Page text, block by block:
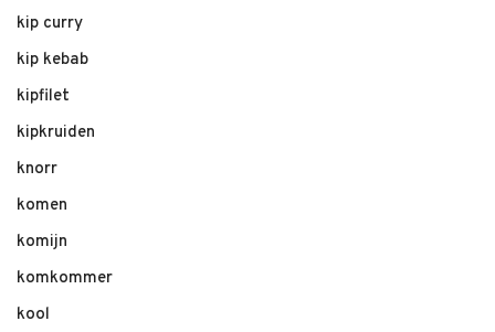
kip curry
kip kebab
kipfilet
kipkruiden
knorr
komen
komijn
komkommer
kool